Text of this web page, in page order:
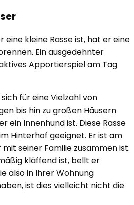
eine kleine Rasse ist, hat er eine
Ein ausgedehnter
Apportierspiel am Tag
für eine Vielzahl von
bis hin zu großen Häusern
ein Innenhund ist. Diese Rasse
Hinterhof geeignet. Er ist am
seiner Familie zusammen ist.
kläffend ist, bellt er
also in Ihrer Wohnung
ist dies vielleicht nicht die